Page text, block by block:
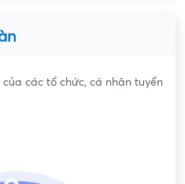
các tổ chức, cá nhân tuyển